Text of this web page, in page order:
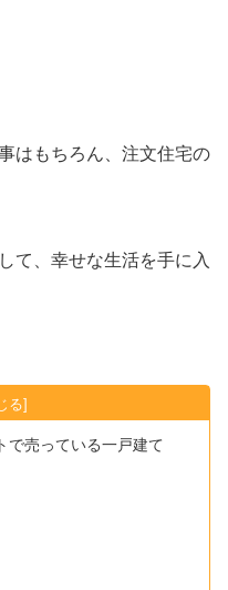
はもちろん、注文住宅の
て、幸せな生活を手に入
で売っている一戸建て